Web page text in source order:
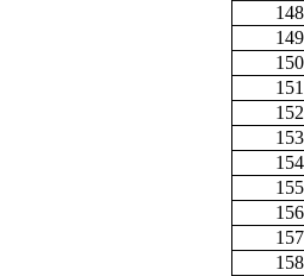
148
149
150
151
152
153
154
155
156
157
158